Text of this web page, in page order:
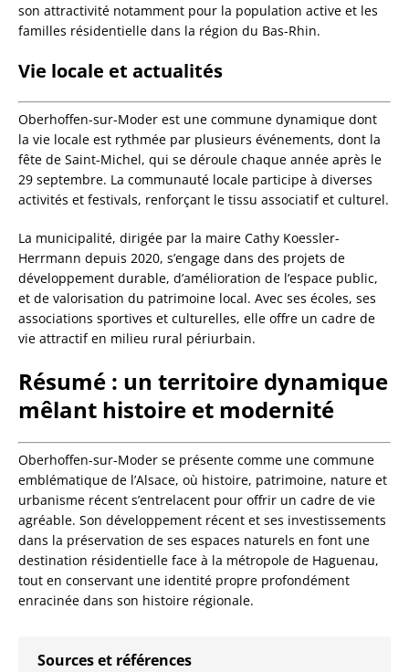
son attractivité notamment pour la population active et les
familles résidentielle dans la région du Bas-Rhin.
Vie locale et actualités
Oberhoffen-sur-Moder est une commune dynamique dont
la vie locale est rythmée par plusieurs événements, dont la
fête de Saint-Michel, qui se déroule chaque année après le
29 septembre. La communauté locale participe à diverses
activités et festivals, renforçant le tissu associatif et culturel.
La municipalité, dirigée par la maire Cathy Koessler-
Herrmann depuis 2020, s’engage dans des projets de
développement durable, d’amélioration de l’espace public,
et de valorisation du patrimoine local. Avec ses écoles, ses
associations sportives et culturelles, elle offre un cadre de
vie attractif en milieu rural périurbain.
Résumé : un territoire dynamique
mêlant histoire et modernité
Oberhoffen-sur-Moder se présente comme une commune
emblématique de l’Alsace, où histoire, patrimoine, nature et
urbanisme récent s’entrelacent pour offrir un cadre de vie
agréable. Son développement récent et ses investissements
dans la préservation de ses espaces naturels en font une
destination résidentielle face à la métropole de Haguenau,
tout en conservant une identité propre profondément
enracinée dans son histoire régionale.
Sources et références